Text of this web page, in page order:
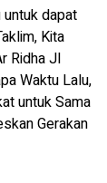
untuk dapat
Kita
Ridha Jl
Waktu Lalu,
untuk Sama
Gerakan